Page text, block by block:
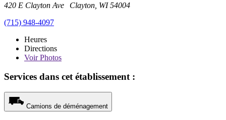
420 E Clayton Ave Clayton, WI 54004
(715) 948-4097
Heures
Directions
VoirPhotos
Services dans cet établissement :
Camions de déménagement